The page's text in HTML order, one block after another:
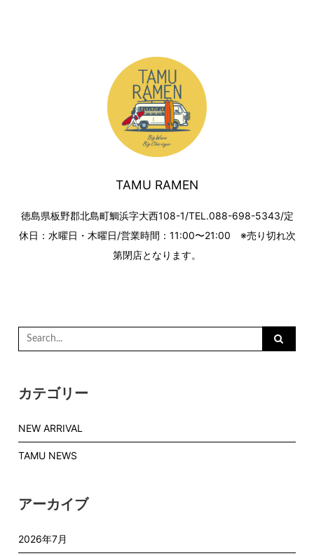
TAMU RAMEN
徳島県板野郡北島町鯛浜字大西108-1/TEL.088-698-5343/定
休日：水曜日・木曜日/営業時間：11:00〜21:00 ※売り切れ次
第閉店となります。
Search
for:
カテゴリー
NEW ARRIVAL
TAMU NEWS
アーカイブ
2026年7月